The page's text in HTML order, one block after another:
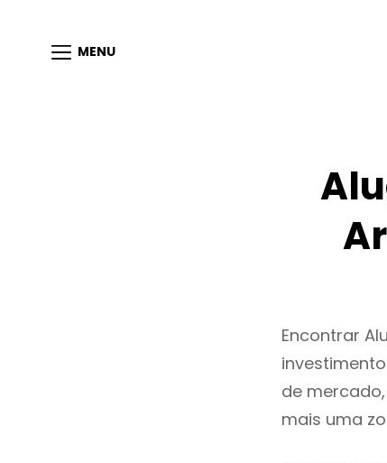
MENU
Encontrar
de
mais uma